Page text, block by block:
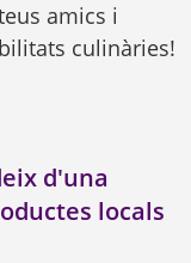
amics i
culinàries!
d'una
locals